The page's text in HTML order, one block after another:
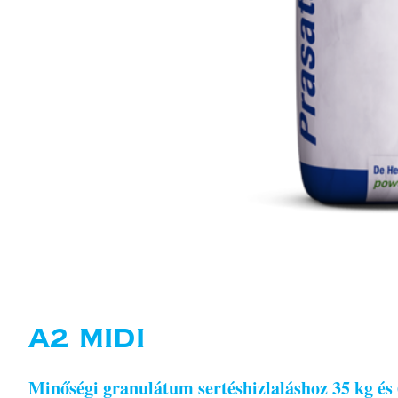
A2 MIDI
Minőségi granulátum sertéshizlaláshoz 35 kg